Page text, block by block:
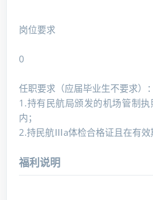
岗位要求
0
任职要求（应届毕业生不要求）：
1.持有民航局颁发的机场管制
内；
2.持民航Ⅲa体检合格证且在有效
福利说明